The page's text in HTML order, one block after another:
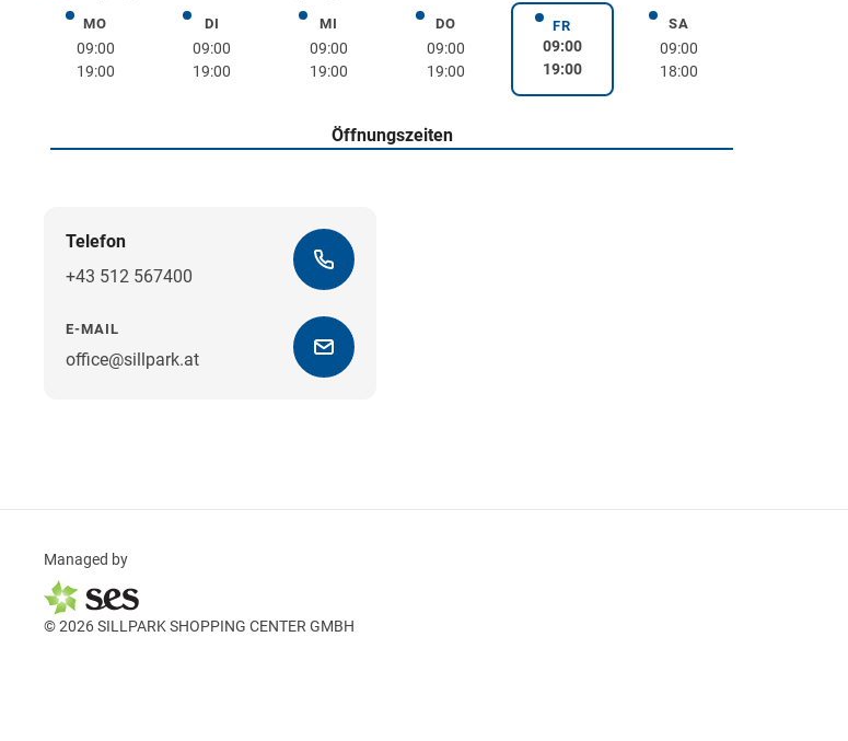
MOMontag
09:00
19:00
DIDienstag
09:00
19:00
MIMittwoch
09:00
19:00
DODonnerstag
09:00
19:00
FRFreitag
09:00
19:00
SASamstag
09:00
18:00
Öffnungszeiten
Telefon
+43 512 567400
E-MAIL
office@sillpark.at
Wegbeschreibung
Managed by
© 2026 SILLPARK SHOPPING CENTER GMBH